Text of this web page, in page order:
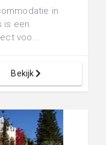
in
is een
voo...
Bekijk